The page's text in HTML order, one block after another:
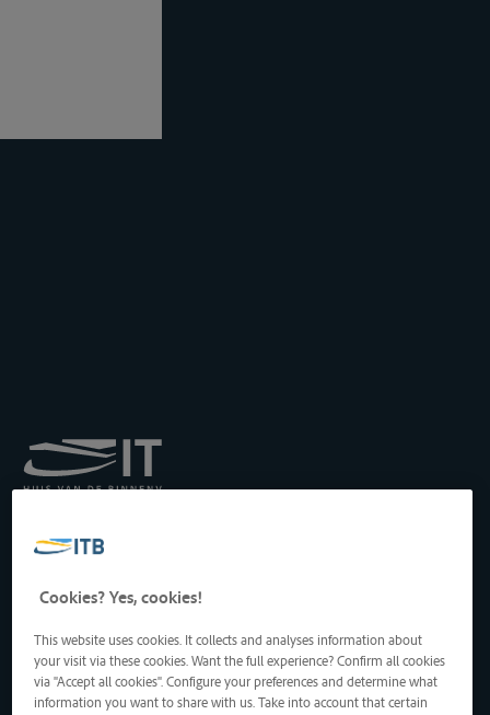
Transport by Inland
Drukpersstraat 19
1000 Brussels, Belgium
Tel: +32 2 217 09 67
http://www.itb-info.be
itb-info@itb-info.be
Cookies? Yes, cookies!
This website uses cookies. It collects and analyses information about
your visit via these cookies. Want the full experience? Confirm all cookies
via "Accept all cookies". Configure your preferences and determine what
information you want to share with us. Take into account that certain